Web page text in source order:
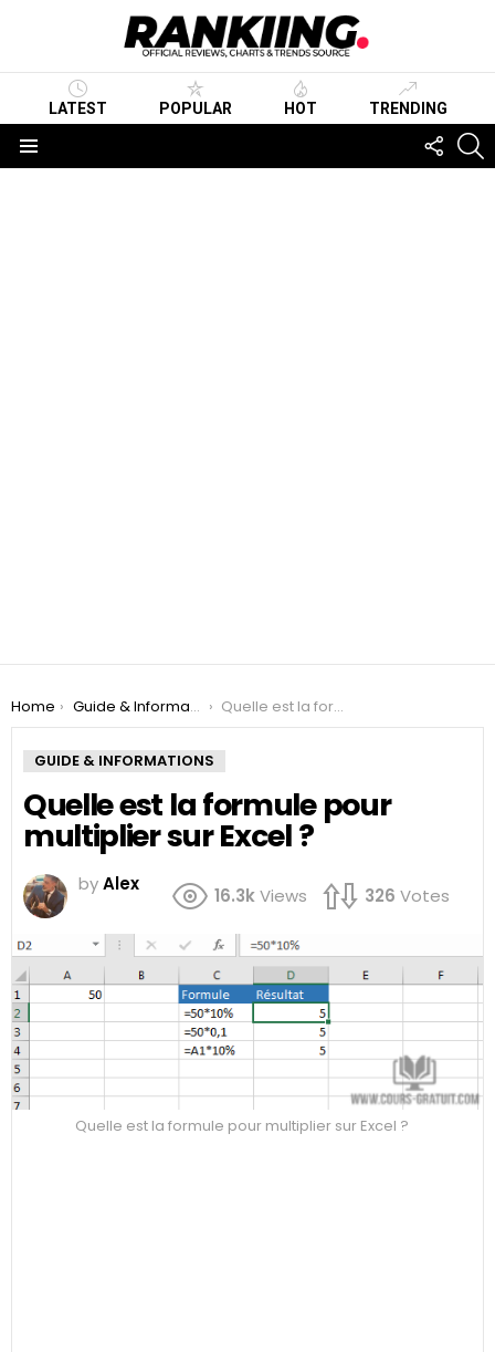
LATEST POPULAR HOT TRENDING
US
You are here:
Home Guide & Informations Quelle est la formule pour multiplier sur Excel ?
GUIDE & INFORMATIONS
Quelle est la formule pour
multiplier sur Excel ?
byAlex
16.3kViews 326 Votes
Quelle est la formule pour multiplier sur Excel ?